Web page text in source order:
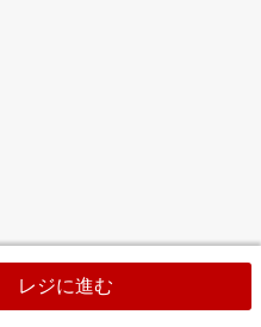
レジに進む